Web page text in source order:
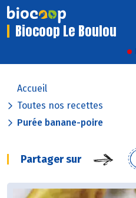
Biocoop Le Boulou
Accueil
Toutes nos recettes
Purée banane-poire
Partager sur